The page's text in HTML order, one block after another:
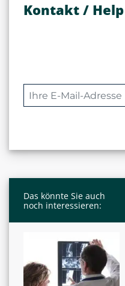
Kontakt / Help
Das könnte Sie auch
noch interessieren: